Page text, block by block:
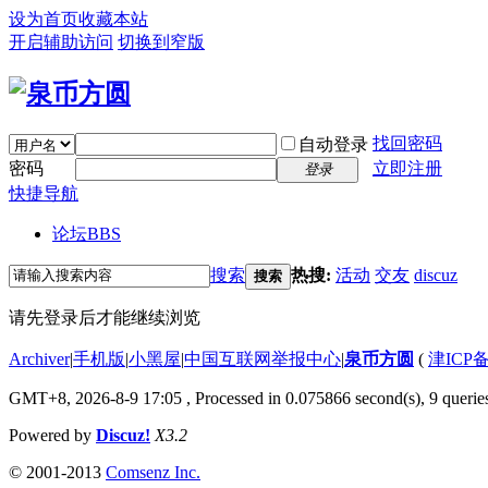
设为首页收藏本站
开启辅助访问 切换到窄版
自动登录 找回密码
密码
登录
立即注册
快捷导航
论坛BBS
搜索 搜索 热搜: 活动 交友 discuz
请先登录后才能继续浏览
Archiver|手机版|小黑屋|中国互联网举报中心|泉币方圆 ( 津ICP
GMT+8, 2026-8-9 17:05 , Processed in 0.075866 second(s), 9
Powered by Discuz! X3.2
© 2001-2013 Comsenz Inc.